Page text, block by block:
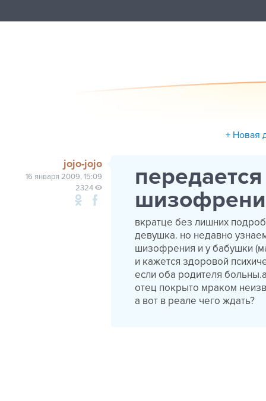
+ Новая
jojo-jojo
16 января 2009, 15:09
2324
вкратце без лишних
девушка. но недавно
шизофрения и у бабушки
и кажется здоровой
если оба родителя
отец покрыто мраком
а вот в реале чего ждать?